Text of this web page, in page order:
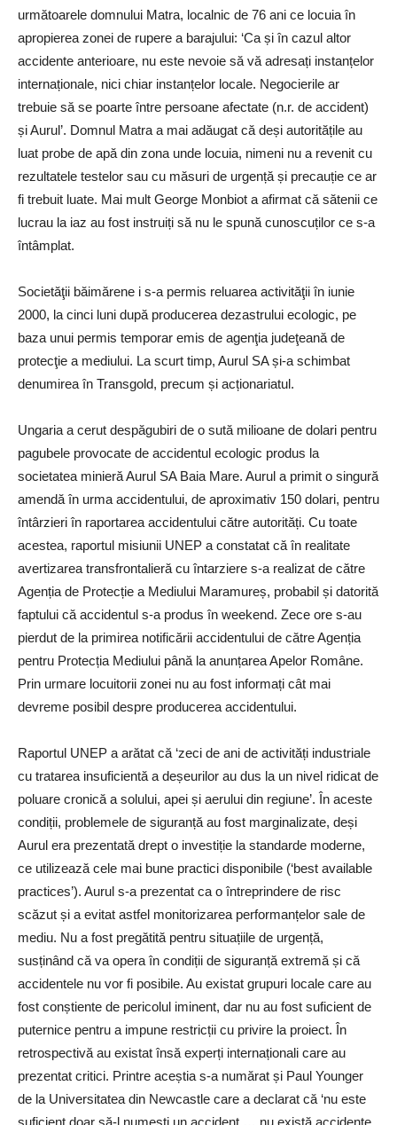
următoarele domnului Matra, localnic de 76 ani ce locuia în
apropierea zonei de rupere a barajului: ‘Ca și în cazul altor
accidente anterioare, nu este nevoie să vă adresați instanțelor
internaționale, nici chiar instanțelor locale. Negocierile ar
trebuie să se poarte între persoane afectate (n.r. de accident)
și Aurul’. Domnul Matra a mai adăugat că deși autoritățile au
luat probe de apă din zona unde locuia, nimeni nu a revenit cu
rezultatele testelor sau cu măsuri de urgență și precauție ce ar
fi trebuit luate. Mai mult George Monbiot a afirmat că sătenii ce
lucrau la iaz au fost instruiți să nu le spună cunoscuților ce s-a
întâmplat.
Societăţii băimărene i s-a permis reluarea activităţii în iunie
2000, la cinci luni după producerea dezastrului ecologic, pe
baza unui permis temporar emis de agenţia judeţeană de
protecţie a mediului. La scurt timp, Aurul SA și-a schimbat
denumirea în Transgold, precum și acționariatul.
Ungaria a cerut despăgubiri de o sută milioane de dolari pentru
pagubele provocate de accidentul ecologic produs la
societatea minieră Aurul SA Baia Mare. Aurul a primit o singură
amendă în urma accidentului, de aproximativ 150 dolari, pentru
întârzieri în raportarea accidentului către autorități. Cu toate
acestea, raportul misiunii UNEP a constatat că în realitate
avertizarea transfrontalieră cu întarziere s-a realizat de către
Agenția de Protecție a Mediului Maramureș, probabil și datorită
faptului că accidentul s-a produs în weekend. Zece ore s-au
pierdut de la primirea notificării accidentului de către Agenția
pentru Protecția Mediului până la anunțarea Apelor Române.
Prin urmare locuitorii zonei nu au fost informați cât mai
devreme posibil despre producerea accidentului.
Raportul UNEP a arătat că ‘zeci de ani de activități industriale
cu tratarea insuficientă a deșeurilor au dus la un nivel ridicat de
poluare cronică a solului, apei și aerului din regiune’. În aceste
condiții, problemele de siguranță au fost marginalizate, deși
Aurul era prezentată drept o investiție la standarde moderne,
ce utilizează cele mai bune practici disponibile (‘best available
practices’). Aurul s-a prezentat ca o întreprindere de risc
scăzut și a evitat astfel monitorizarea performanțelor sale de
mediu. Nu a fost pregătită pentru situațiile de urgență,
susținând că va opera în condiții de siguranță extremă și că
accidentele nu vor fi posibile. Au existat grupuri locale care au
fost conștiente de pericolul iminent, dar nu au fost suficient de
puternice pentru a impune restricții cu privire la proiect. În
retrospectivă au existat însă experți internaționali care au
prezentat critici. Printre aceștia s-a numărat și Paul Younger
de la Universitatea din Newcastle care a declarat că ‘nu este
suficient doar să-l numești un accident … nu există accidente